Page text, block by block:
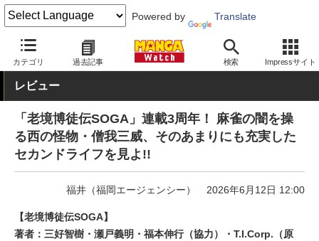
Powered by Translate
カテゴリ 過去記事 検索 Impressサイト
MANGA Watch Web/アプリ
レビュー
「老境博徒伝SOGA」連載3周年！ 麻雀の闇を操
る西の怪物・僧我三威、そのあまりにも充実した
セカンドライフを見よ!!
福井（福岡エージェンシー） 2026年6月12日 12:00
【老境博徒伝SOGA】
著者：三好智樹・瀬戸義明・福本伸行（協力）・T.I.Corp.（原